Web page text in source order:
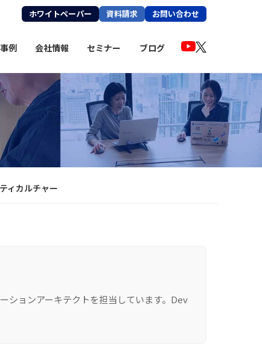
ホワイトペーパー 資料請求 お問い合わせ
例 会社情報 セミナー ブログ
ィカルチャー
ションアーキテクトを担当しています。Dev